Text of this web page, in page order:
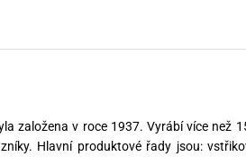
založena v roce 1937. Vyrábí více než
Hlavní produktové řady jsou: